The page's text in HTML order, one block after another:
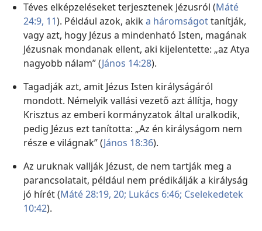
Téves elképzeléseket terjesztenek Jézusról (Máté
24:9, 11). Például azok, akika háromságottanítják,
vagy azt, hogy Jézus a mindenható Isten, magának
Jézusnak mondanak ellent, aki kijelentette: „az Atya
nagyobb nálam” (János 14:28).
Tagadják azt, amit Jézus Isten királyságáról
mondott. Némelyik vallási vezető azt állítja, hogy
Krisztus az emberi kormányzatok által uralkodik,
pedig Jézus ezt tanította: „Az én királyságom nem
része e világnak” (János 18:36).
Az uruknak vallják Jézust, de nem tartják meg a
parancsolatait, például nem prédikálják a királyság
jó hírét (Máté 28:19, 20; Lukács 6:46; Cselekedetek
10:42).